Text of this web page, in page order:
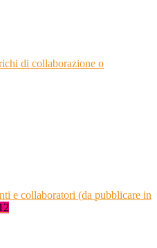
di collaborazione o
e collaboratori (da pubblicare in